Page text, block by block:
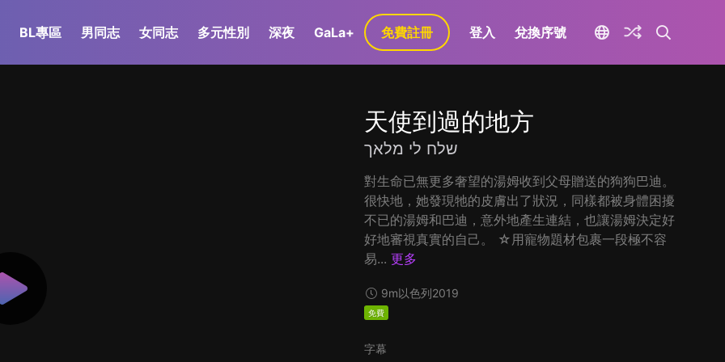
BL專區 男同志 女同志 多元性別 深夜 GaLa+ 免費註冊 登入 兌換序號
天使到過的地方
שלח לי מלאך
對生命已無更多奢望的湯姆收到父母贈送的狗狗巴迪。
很快地，她發現牠的皮膚出了狀況，同樣都被身體困擾
不已的湯姆和巴迪，意外地產生連結，也讓湯姆決定好
好地審視真實的自己。 ☆用寵物題材包裹一段極不容
易... 更多
9m以色列2019
免費
字幕